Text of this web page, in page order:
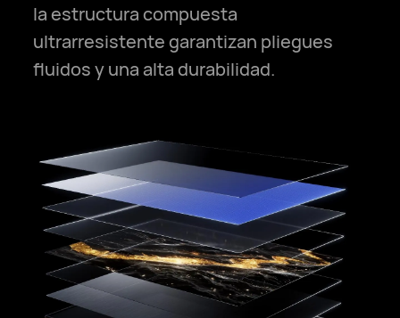
la estructura compuesta
ultrarresistente garantizan pliegues
fluidos y una alta durabilidad.